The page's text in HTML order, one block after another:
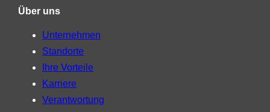
Über uns
Unternehmen
Standorte
Ihre Vorteile
Karriere
Verantwortung